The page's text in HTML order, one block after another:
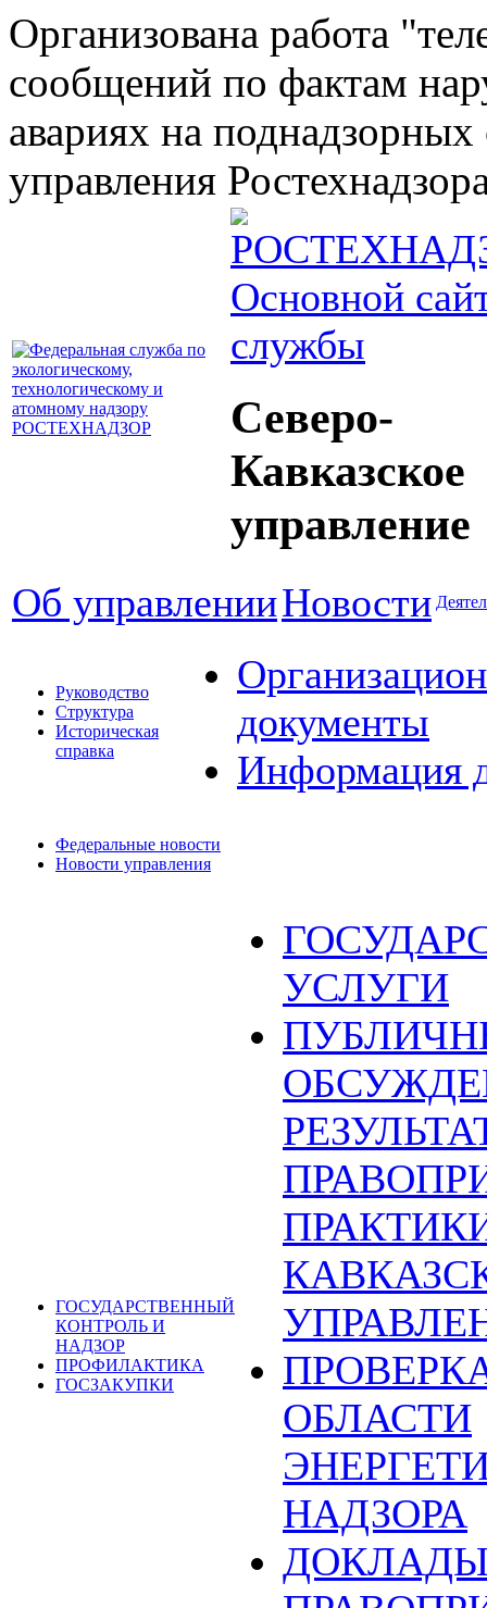
Организована работа
сообщений по фактам
авариях на поднадзорных
управления
Основной
службы
Северо-
Кавказское
управление
Об управленииНовости
Руководство
Структура
Историческая
справка
документы
Информация
Федеральные новости
Новости управления
ГОСУДАРСТВЕННЫЙ
КОНТРОЛЬ И
НАДЗОР
ПРОФИЛАКТИКА
ГОСЗАКУПКИ
УСЛУГИ
ОБЛАСТИ
НАДЗОРА